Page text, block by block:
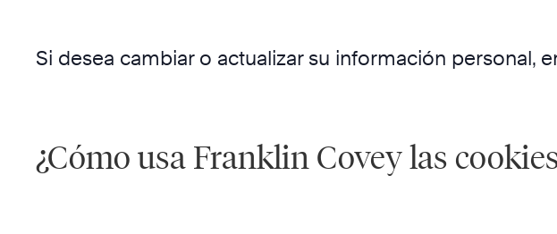
Si desea cambiar o actualizar su información personal,
¿Cómo usa Franklin Covey las